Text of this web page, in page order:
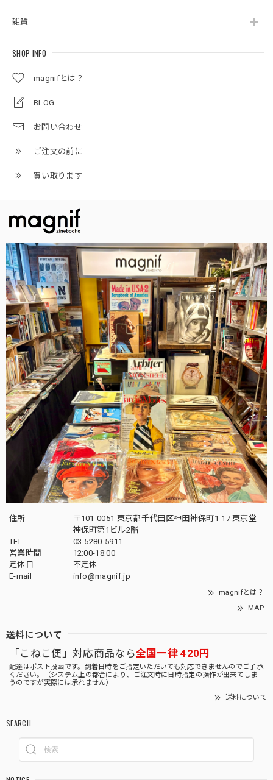
雑貨
SHOP INFO
magnifとは？
BLOG
お問い合わせ
ご注文の前に
買い取ります
住所
〒101-0051 東京都千代田区神田神保町1-17 東京堂
神保町第1ビル2階
TEL
03-5280-5911
営業時間
12:00-18:00
定休日
不定休
E-mail
info@magnif.jp
magnifとは？
MAP
送料について
「こねこ便」対応商品なら全国一律 420円
配達はポスト投函です。到着日時をご指定いただいても対応できませんのでご了承
ください。（システム上の都合により、ご注文時に日時指定の操作が出来てしま
うのですが実際には承れません）
送料について
SEARCH